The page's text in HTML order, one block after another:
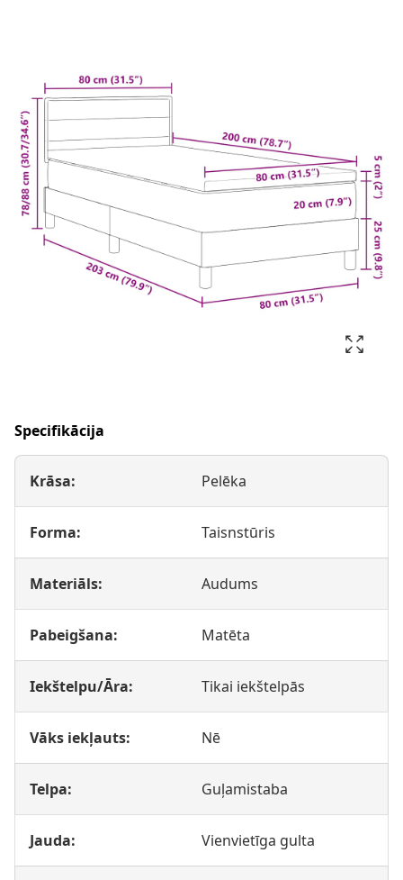
Specifikācija
Krāsa: Pelēka
Forma: Taisnstūris
Materiāls: Audums
Pabeigšana: Matēta
Iekštelpu/Āra: Tikai iekštelpās
Vāks iekļauts: Nē
Telpa: Guļamistaba
Jauda: Vienvietīga gulta